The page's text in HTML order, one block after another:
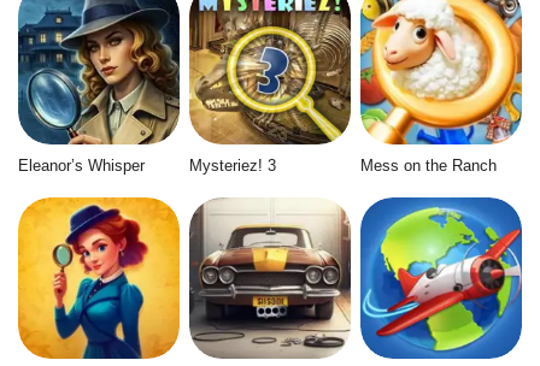
Eleanor’s Whisper Mysteriez! 3 Mess on the Ranch